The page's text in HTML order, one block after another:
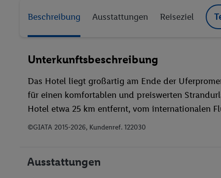
Beschreibung Ausstattungen Reiseziel
Unterkunftsbeschreibung
Das Hotel liegt großartig am Ende der
für einen komfortablen und preiswerten
Hotel etwa 25 km entfernt, vom internationalen
©GIATA 2015-2026, Kundenref. 122030
Ausstattungen